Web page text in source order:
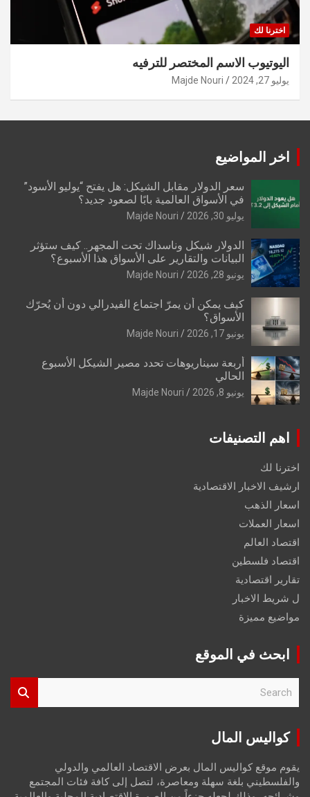
اخترنا لك
اليوتيوب الاسم المختصر للترفيه
يوليو 27, 2024 Majde Nouri
اخر المواضيع
سعر الدولار مقابل الشيكل: هل يفتح “يوليو الأسود”
في الأسواق العالمية بابًا لصعود جديد؟
يوليو 30, 2026 Majde Nouri
الدولار شيكل وناسداك تحت المجهر.. كيف ستؤثر
البيانات والتقارير على الأسواق هذا الأسبوع؟
يونيو 28, 2026 Majde Nouri
كيف يمكن أن يمرّ اجتماع الفيدرالي دون أن يُحرّك
الأسواق؟
يونيو 17, 2026 Majde Nouri
أربعة سيناريوهات تحدد مصير الشيكل الأسبوع
الحالي
يونيو 8, 2026 Majde Nouri
اهم التصنيفات
اخترنا لك
ارشيف الاخبار الاقتصادية
اسعار الذهب
اسعار العملات
اقتصاد العالم
اقتصاد فلسطين
تقارير اقتصادية
ل شريط الاخبار
مواضيع مميزة
ابحث في الموقع
r
كواليس المال
يقوم موقع كواليس المال بعرض الاقتصاد العالمي والدولي
والفلسطيني بلغة سهلة ومعاصرة، لتصل إلى كافة فئات المجتمع